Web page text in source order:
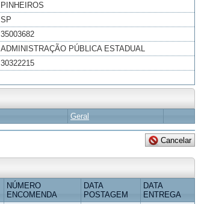
PINHEIROS
SP
35003682
ADMINISTRAÇÃO PÚBLICA ESTADUAL
30322215
Geral
NÚMERO
ENCOMENDA
DATA
POSTAGEM
DATA
ENTREGA